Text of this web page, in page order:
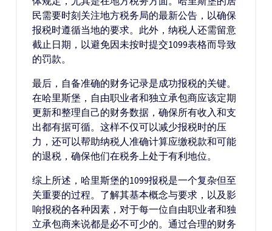
民需要时刻关注地方税务局的最新公告，以确保
报税时遵循当地的要求。此外，纳税人还需留意
截止日期，以避免因未按时提交1099表格而导致
的罚款。
最后，自备准确的财务记录是成功报税的关键。
在哈里斯堡，自由职业者和独立承包商应该定期
更新和整理自己的财务数据，确保所有收入和支
出都有据可循。这样不仅可以减少报税时的压
力，还可以帮助纳税人准确计算应缴税款和可能
的退税，确保他们在税务上处于有利地位。
综上所述，哈里斯堡的1099报税是一个复杂但至
关重要的过程。了解其基本概念与要求，以及影
响报税的各种因素，对于每一位自由职业者和独
立承包商来说都是必不可少的。通过合理的财务